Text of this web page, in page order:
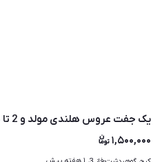
یک جفت عروس هلندی مولد و 2 تا نر
۱,۵۰۰,۰۰۰